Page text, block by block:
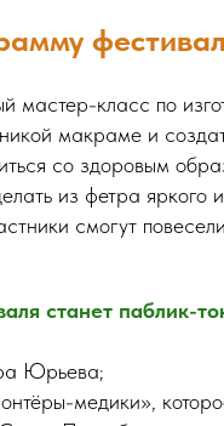
мастер-класс по
макраме и
со здоровым
из фетра
смогут
станет паблик-
Юрьева;
медики»,